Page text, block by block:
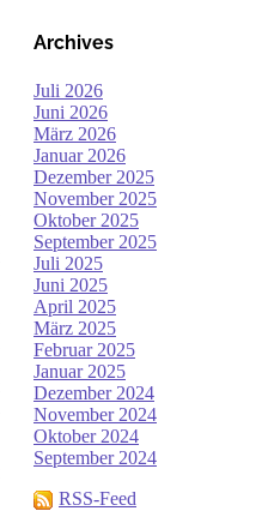
Archives
Juli 2026
Juni 2026
März 2026
Januar 2026
Dezember 2025
November 2025
Oktober 2025
September 2025
Juli 2025
Juni 2025
April 2025
März 2025
Februar 2025
Januar 2025
Dezember 2024
November 2024
Oktober 2024
September 2024
RSS-Feed